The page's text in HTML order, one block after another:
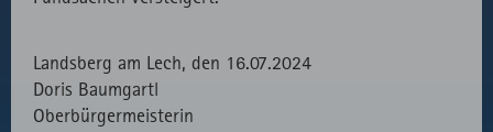
Landsberg am Lech, den 16.07.2024
Doris Baumgartl
Oberbürgermeisterin